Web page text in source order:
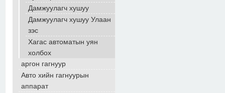
Дамжуулагч хушуу
Дамжуулагч хушуу Улаан
зэс
Хагас автоматын уян
холбох
аргон гагнуур
Авто хийн гагнуурын
аппарат